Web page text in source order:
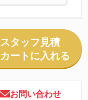
スタッフ見積
カートに入れる
お問い合わせ